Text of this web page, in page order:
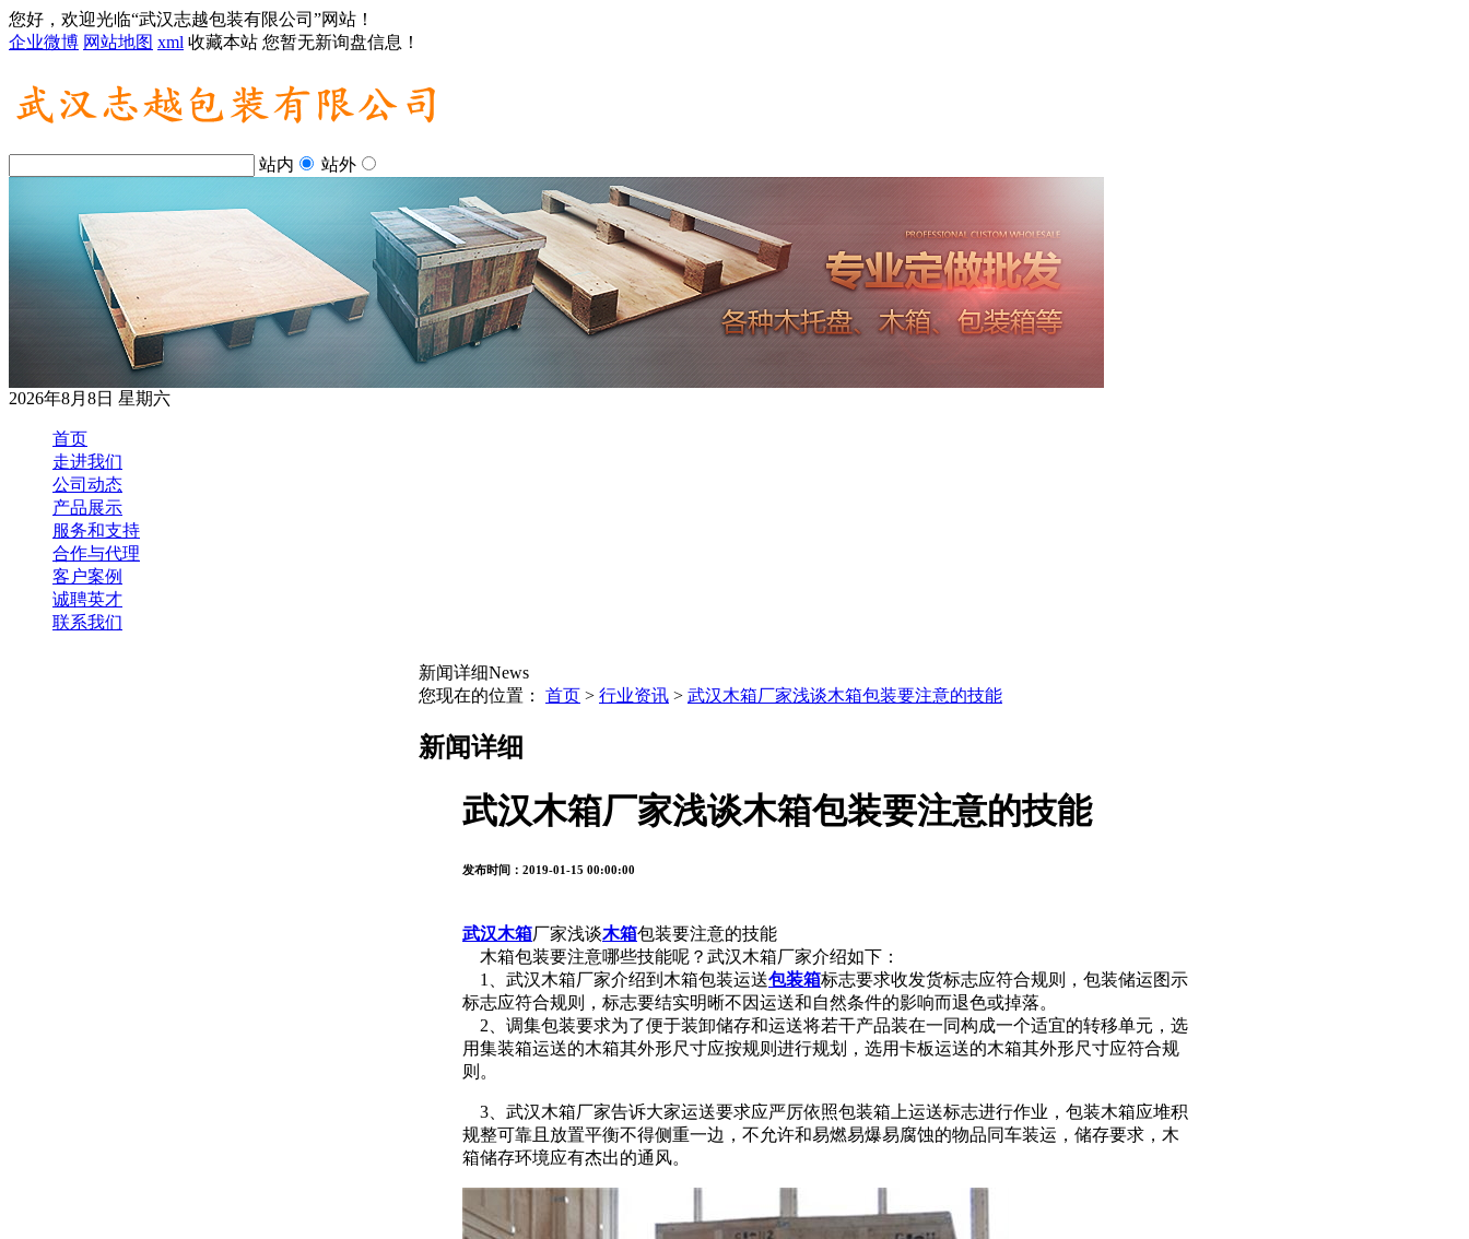
您好，欢迎光临“武汉志越包装有限公司”网站！
企业微博 网站地图 xml 收藏本站 您暂无新询盘信息！
站内 站外
2026年8月8日 星期六
首页
走进我们
公司动态
产品展示
服务和支持
合作与代理
客户案例
诚聘英才
联系我们
新闻详细News
您现在的位置： 首页 > 行业资讯 > 武汉木箱厂家浅谈木箱包装要注意的技能
新闻详细
武汉木箱厂家浅谈木箱包装要注意的技能
发布时间：2019-01-15 00:00:00
武汉木箱厂家浅谈木箱包装要注意的技能
木箱包装要注意哪些技能呢？武汉木箱厂家介绍如下：
1、武汉木箱厂家介绍到木箱包装运送包装箱标志要求收发货标志应符合规则，包装储运图示
标志应符合规则，标志要结实明晰不因运送和自然条件的影响而退色或掉落。
2、调集包装要求为了便于装卸储存和运送将若干产品装在一同构成一个适宜的转移单元，选
用集装箱运送的木箱其外形尺寸应按规则进行规划，选用卡板运送的木箱其外形尺寸应符合规
则。
3、武汉木箱厂家告诉大家运送要求应严厉依照包装箱上运送标志进行作业，包装木箱应堆积
规整可靠且放置平衡不得侧重一边，不允许和易燃易爆易腐蚀的物品同车装运，储存要求，木
箱储存环境应有杰出的通风。